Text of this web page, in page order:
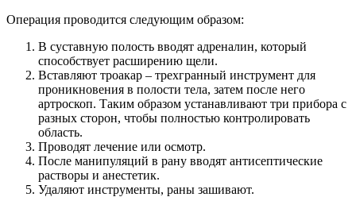
Операция проводится следующим образом:
В суставную полость вводят адреналин, который
способствует расширению щели.
Вставляют троакар – трехгранный инструмент для
проникновения в полости тела, затем после него
артроскоп. Таким образом устанавливают три прибора с
разных сторон, чтобы полностью контролировать
область.
Проводят лечение или осмотр.
После манипуляций в рану вводят антисептические
растворы и анестетик.
Удаляют инструменты, раны зашивают.